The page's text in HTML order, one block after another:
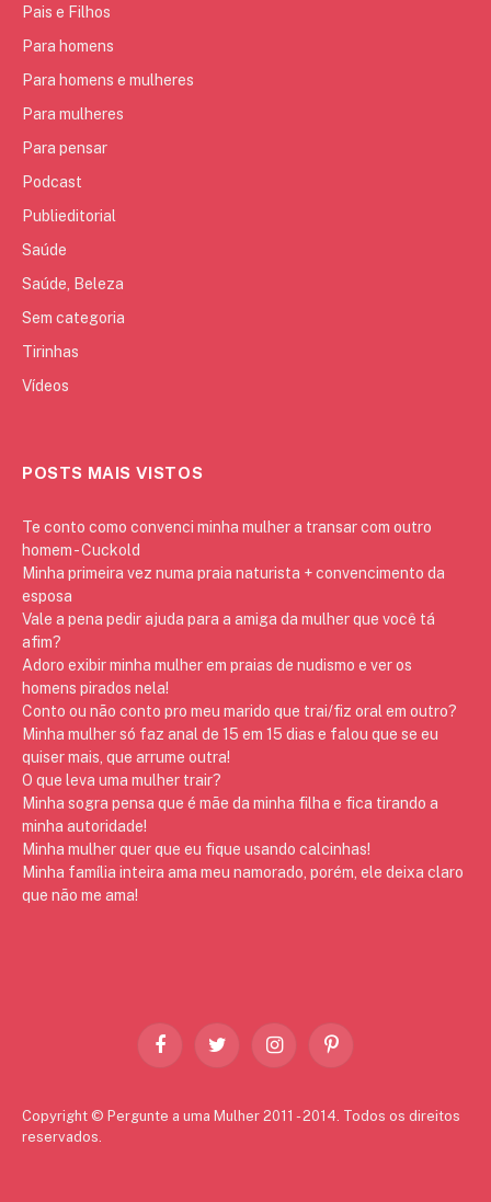
Pais e Filhos
Para homens
Para homens e mulheres
Para mulheres
Para pensar
Podcast
Publieditorial
Saúde
Saúde, Beleza
Sem categoria
Tirinhas
Vídeos
POSTS MAIS VISTOS
Te conto como convenci minha mulher a transar com outro
homem - Cuckold
Minha primeira vez numa praia naturista + convencimento da
esposa
Vale a pena pedir ajuda para a amiga da mulher que você tá
afim?
Adoro exibir minha mulher em praias de nudismo e ver os
homens pirados nela!
Conto ou não conto pro meu marido que trai/fiz oral em outro?
Minha mulher só faz anal de 15 em 15 dias e falou que se eu
quiser mais, que arrume outra!
O que leva uma mulher trair?
Minha sogra pensa que é mãe da minha filha e fica tirando a
minha autoridade!
Minha mulher quer que eu fique usando calcinhas!
Minha família inteira ama meu namorado, porém, ele deixa claro
que não me ama!
FacebookTwitter InstagramPinterest
Copyright © Pergunte a uma Mulher 2011 - 2014. Todos os direitos
reservados.